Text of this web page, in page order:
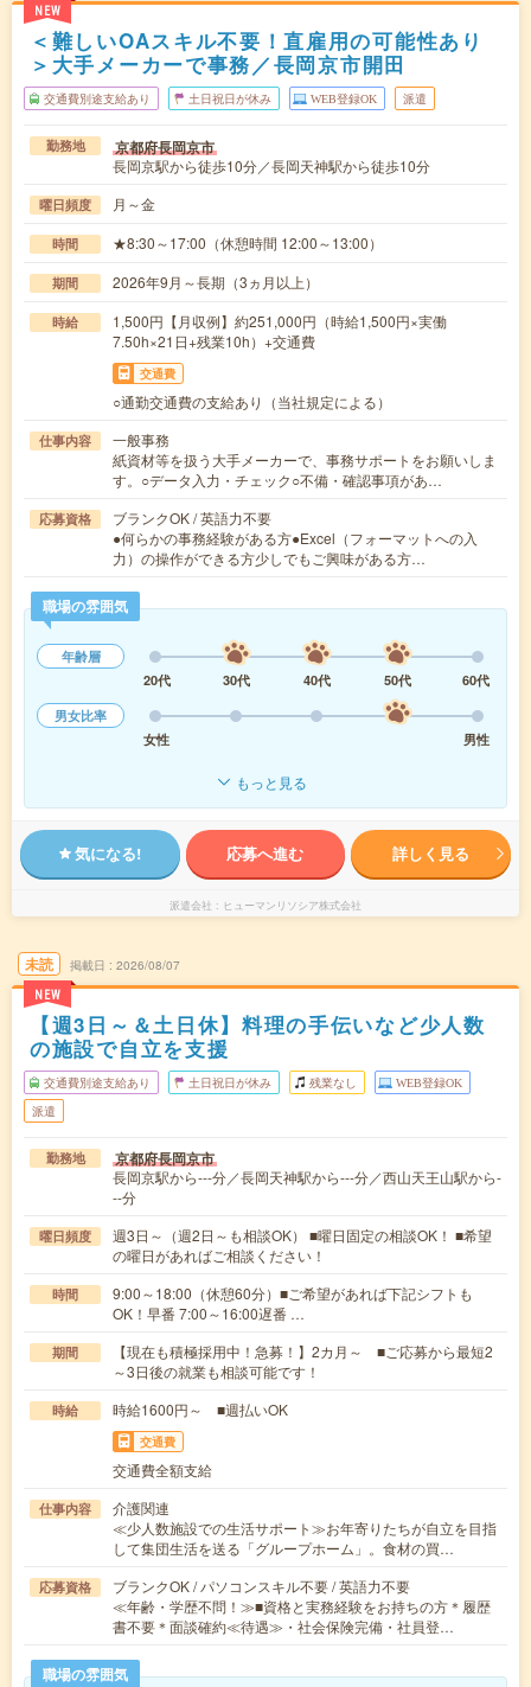
NEW
＜難しいOAスキル不要！直雇用の可能性あり
＞大手メーカーで事務／長岡京市開田
交通費別途支給あり 土日祝日が休み WEB登録OK 派遣
勤務地 京都府長岡京市
長岡京駅から徒歩10分／長岡天神駅から徒歩10分
曜日頻度 月～金
時間 ★8:30～17:00（休憩時間 12:00～13:00）
期間 2026年9月～長期（3ヵ月以上）
時給
1,500円【月収例】約251,000円（時給1,500円×実働
7.50h×21日+残業10h）+交通費
交通費
○通勤交通費の支給あり（当社規定による）
仕事内容
一般事務
紙資材等を扱う大手メーカーで、事務サポートをお願いしま
す。○データ入力・チェック○不備・確認事項があ…
応募資格
ブランクOK / 英語力不要
●何らかの事務経験がある方●Excel（フォーマットへの入
力）の操作ができる方少しでもご興味がある方…
職場の雰囲気
年齢層
20代
30代 40代 50代
60代
男女比率
女性
男性
もっと見る
気になる! 応募へ進む 詳しく見る
派遣会社 ヒューマンリソシア株式会社
未読
NEW
掲載日 2026/08/07
【週3日～＆土日休】料理の手伝いなど少人数
の施設で自立を支援
交通費別途支給あり 土日祝日が休み 残業なし WEB登録OK
派遣
勤務地 京都府長岡京市
長岡京駅から---分／長岡天神駅から---分／西山天王山駅から-
--分
曜日頻度
週3日～（週2日～も相談OK） ■曜日固定の相談OK！ ■希望
の曜日があればご相談ください！
時間
9:00～18:00（休憩60分）■ご希望があれば下記シフトも
OK！早番 7:00～16:00遅番 …
期間
【現在も積極採用中！急募！】2カ月～ ■ご応募から最短2
～3日後の就業も相談可能です！
時給 時給1600円～ ■週払いOK
交通費
交通費全額支給
仕事内容
介護関連
≪少人数施設での生活サポート≫お年寄りたちが自立を目指
して集団生活を送る「グループホーム」。食材の買…
応募資格
ブランクOK / パソコンスキル不要 / 英語力不要
≪年齢・学歴不問！≫■資格と実務経験をお持ちの方＊履歴
書不要＊面談確約≪待遇≫・社会保険完備・社員登…
職場の雰囲気